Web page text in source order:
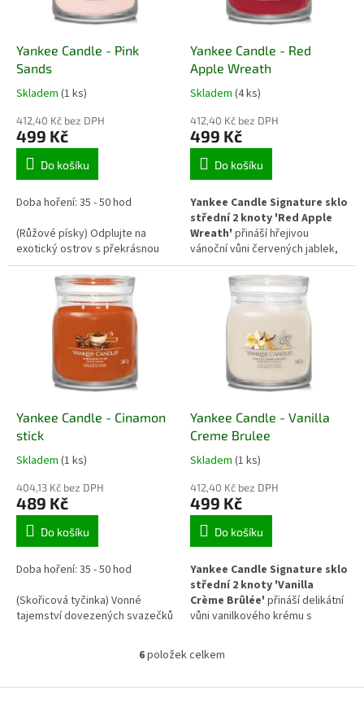
Yankee Candle - Pink
Sands
Skladem (1 ks)
412,40 Kč bez DPH
499 Kč
Do košíku
Doba hoření: 35 - 50 hod
(Růžové písky) Odplujte na
exotický ostrov s překrásnou
směsí svěžích a zářivých
citrusů, sladkých květinových
tónů a kořeněnou vanilkou.
Osvěžující, jemná a žensky
delikátní vůně.
Yankee Candle - Red
Apple Wreath
Skladem (4 ks)
412,40 Kč bez DPH
499 Kč
Do košíku
Yankee Candle Signature sklo
střední 2 knoty 'Red Apple
Wreath' přináší hřejivou
vánoční vůni červených jablek,
skořice a jmelí. Ideální pro zimní
období, kdy naplní domov
pocitem klidu a sváteční
atmosféry. Dva knoty zaručí
rovnoměrné hoření a silnější
rozptýlení vůně v prostoru.
Yankee Candle - Cinamon
stick
Skladem (1 ks)
404,13 Kč bez DPH
489 Kč
Do košíku
Doba hoření: 35 - 50 hod
(Skořicová tyčinka) Vonné
tajemství dovezených svazečků
Yankee Candle - Vanilla
Creme Brulee
Skladem (1 ks)
412,40 Kč bez DPH
499 Kč
Do košíku
Yankee Candle Signature sklo
střední 2 knoty 'Vanilla
Crème Brûlée' přináší delikátní
vůni vanilkového krému s
cukrem. Dva knoty zajišťují
rovnoměrné hoření a intenzivní
Skleněná nádoba v kolekci
O
l
6položek celkem